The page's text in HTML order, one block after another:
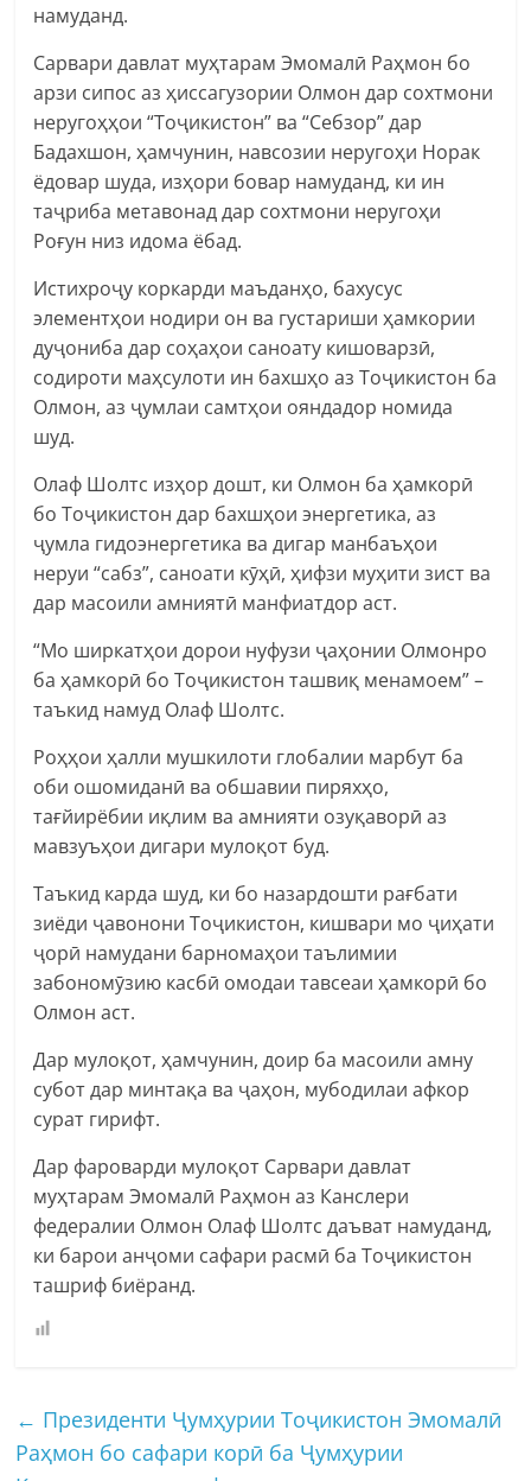
намуданд.
Сарвари давлат муҳтарам Эмомалӣ Раҳмон бо
арзи сипос аз ҳиссагузории Олмон дар сохтмони
неругоҳҳои “Тоҷикистон” ва “Себзор” дар
Бадахшон, ҳамчунин, навсозии неругоҳи Норак
ёдовар шуда, изҳори бовар намуданд, ки ин
таҷриба метавонад дар сохтмони неругоҳи
Роғун низ идома ёбад.
Истихроҷу коркарди маъданҳо, бахусус
элементҳои нодири он ва густариши ҳамкории
дуҷониба дар соҳаҳои саноату кишоварзӣ,
содироти маҳсулоти ин бахшҳо аз Тоҷикистон ба
Олмон, аз ҷумлаи самтҳои ояндадор номида
шуд.
Олаф Шолтс изҳор дошт, ки Олмон ба ҳамкорӣ
бо Тоҷикистон дар бахшҳои энергетика, аз
ҷумла гидоэнергетика ва дигар манбаъҳои
неруи “сабз”, саноати кӯҳӣ, ҳифзи муҳити зист ва
дар масоили амниятӣ манфиатдор аст.
“Мо ширкатҳои дорои нуфузи ҷаҳонии Олмонро
ба ҳамкорӣ бо Тоҷикистон ташвиқ менамоем” –
таъкид намуд Олаф Шолтс.
Роҳҳои ҳалли мушкилоти глобалии марбут ба
оби ошомиданӣ ва обшавии пиряхҳо,
тағйирёбии иқлим ва амнияти озуқаворӣ аз
мавзуъҳои дигари мулоқот буд.
Таъкид карда шуд, ки бо назардошти рағбати
зиёди ҷавонони Тоҷикистон, кишвари мо ҷиҳати
ҷорӣ намудани барномаҳои таълимии
забономӯзию касбӣ омодаи тавсеаи ҳамкорӣ бо
Олмон аст.
Дар мулоқот, ҳамчунин, доир ба масоили амну
субот дар минтақа ва ҷаҳон, мубодилаи афкор
сурат гирифт.
Дар фароварди мулоқот Сарвари давлат
муҳтарам Эмомалӣ Раҳмон аз Канслери
федералии Олмон Олаф Шолтс даъват намуданд,
ки барои анҷоми сафари расмӣ ба Тоҷикистон
ташриф биёранд.
← Президенти Ҷумҳурии Тоҷикистон Эмомалӣ
Раҳмон бо сафари корӣ ба Ҷумҳурии